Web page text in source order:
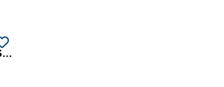
MÂCON-VILLAGES LES SARDINES 2021